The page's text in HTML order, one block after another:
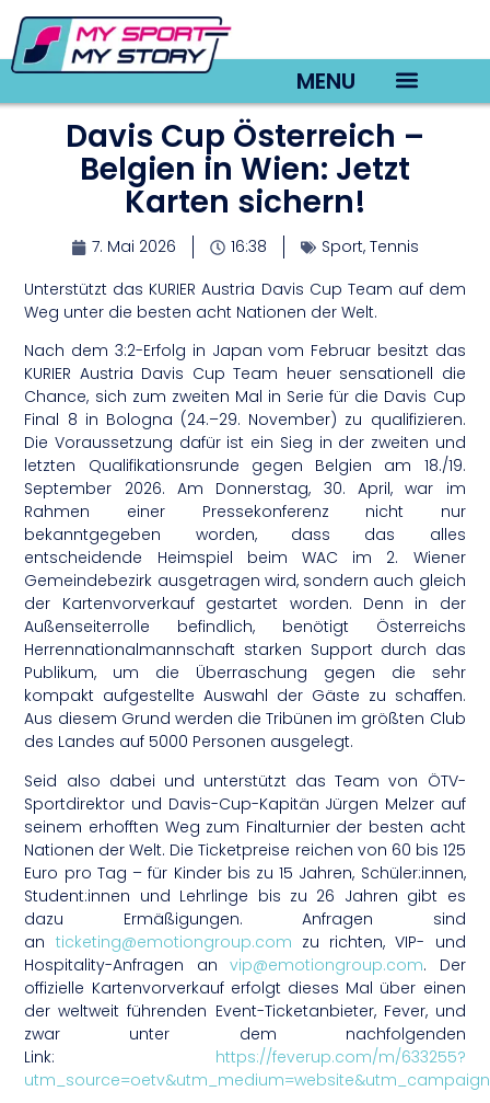
MENU
Davis Cup Österreich –
Belgien in Wien: Jetzt
Karten sichern!
7. Mai 2026 16:38 Sport, Tennis
Unterstützt das KURIER Austria Davis Cup Team auf dem
Weg unter die besten acht Nationen der Welt.
Nach dem 3:2-Erfolg in Japan vom Februar besitzt das
KURIER Austria Davis Cup Team heuer sensationell die
Chance, sich zum zweiten Mal in Serie für die Davis Cup
Final 8 in Bologna (24.–29. November) zu qualifizieren.
Die Voraussetzung dafür ist ein Sieg in der zweiten und
letzten Qualifikationsrunde gegen Belgien am 18./19.
September 2026. Am Donnerstag, 30. April, war im
Rahmen einer Pressekonferenz nicht nur
bekanntgegeben worden, dass das alles
entscheidende Heimspiel beim WAC im 2. Wiener
Gemeindebezirk ausgetragen wird, sondern auch gleich
der Kartenvorverkauf gestartet worden. Denn in der
Außenseiterrolle befindlich, benötigt Österreichs
Herrennationalmannschaft starken Support durch das
Publikum, um die Überraschung gegen die sehr
kompakt aufgestellte Auswahl der Gäste zu schaffen.
Aus diesem Grund werden die Tribünen im größten Club
des Landes auf 5000 Personen ausgelegt.
Seid also dabei und unterstützt das Team von ÖTV-
Sportdirektor und Davis-Cup-Kapitän Jürgen Melzer auf
seinem erhofften Weg zum Finalturnier der besten acht
Nationen der Welt. Die Ticketpreise reichen von 60 bis 125
Euro pro Tag – für Kinder bis zu 15 Jahren, Schüler:innen,
Student:innen und Lehrlinge bis zu 26 Jahren gibt es
dazu Ermäßigungen. Anfragen sind
an ticketing@emotiongroup.com zu richten, VIP- und
Hospitality-Anfragen anvip@emotiongroup.com. Der
offizielle Kartenvorverkauf erfolgt dieses Mal über einen
der weltweit führenden Event-Ticketanbieter, Fever, und
zwar unter dem nachfolgenden
Link: https://feverup.com/m/633255?